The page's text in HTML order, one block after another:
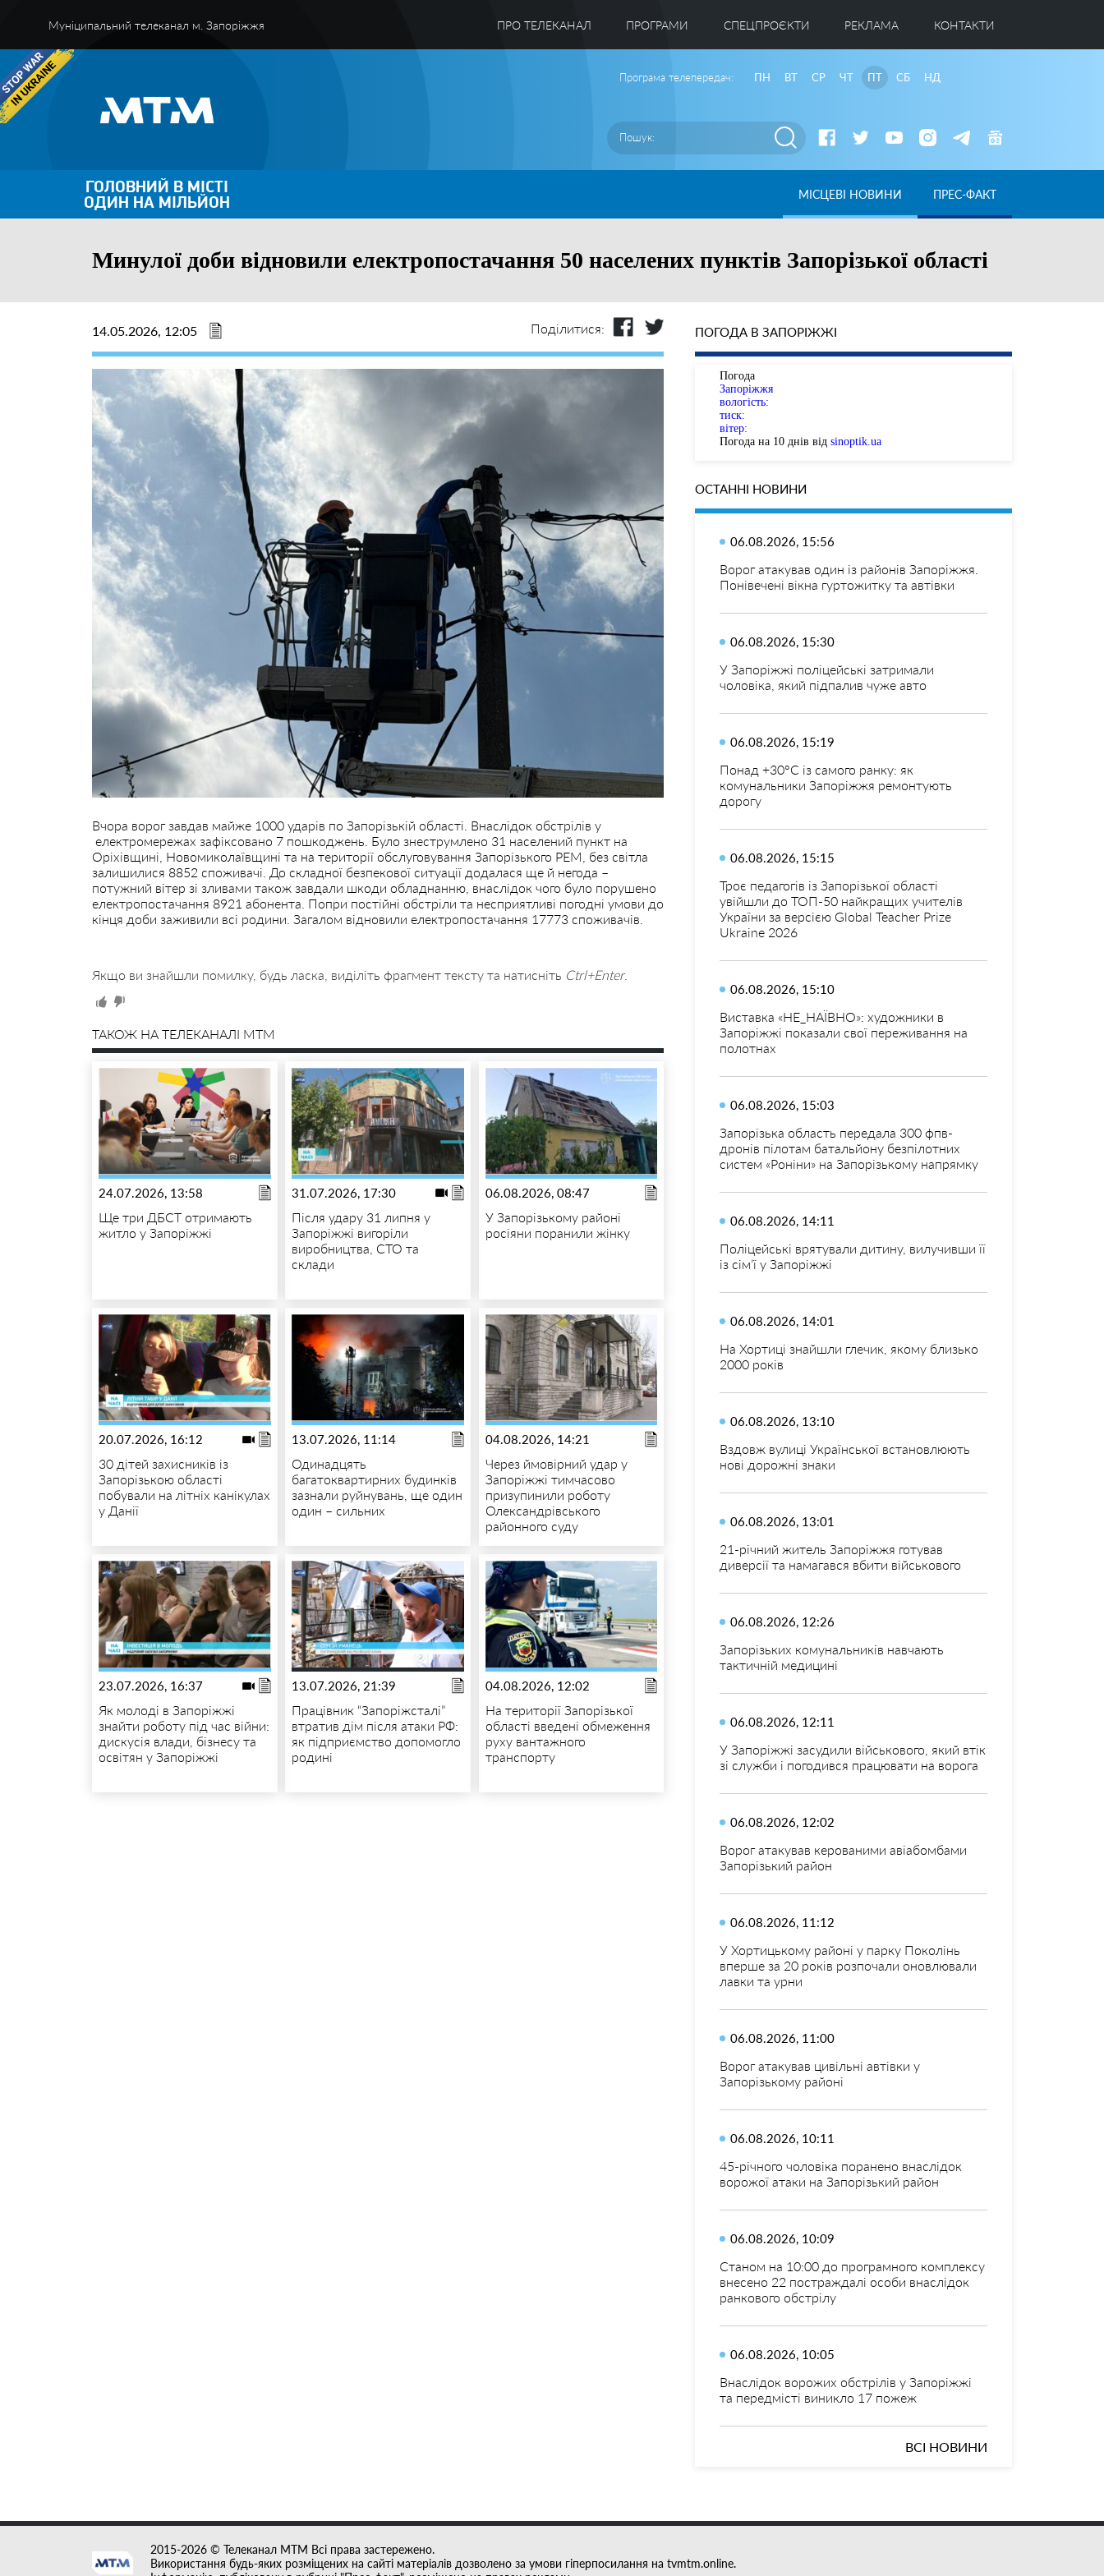
Муніципальний телеканал м. Запоріжжя ПРО ТЕЛЕКАНАЛ ПРОГРАМИ CПЕЦПРОЄКТИ РЕКЛАМА КОНТАКТИ
Програма телепередач: ПН ВТ СР ЧТ ПТ СБ НД
ГОЛОВНИЙ В МІСТІ
ОДИН НА МІЛЬЙОН МІСЦЕВІ НОВИНИ ПРЕС-ФАКТ
Минулої доби відновили електропостачання 50 населених пунктів Запорізької області
14.05.2026, 12:05 Поділитися:
Вчора ворог завдав майже 1000 ударів по Запорізькій області. Внаслідок обстрілів у
електромережах зафіксовано 7 пошкоджень. Було знеструмлено 31 населений пункт на
Оріхівщині, Новомиколаївщині та на території обслуговування Запорізького РЕМ, без світла
залишилися 8852 споживачі. До складної безпекової ситуації додалася ще й негода –
потужний вітер зі зливами також завдали шкоди обладнанню, внаслідок чого було порушено
електропостачання 8921 абонента. Попри постійні обстріли та несприятливі погодні умови до
кінця доби заживили всі родини. Загалом відновили електропостачання 17773 споживачів.
Якщо ви знайшли помилку, будь ласка, виділіть фрагмент тексту та натисніть Ctrl+Enter.
ТАКОЖ НА ТЕЛЕКАНАЛІ MTM
24.07.2026, 13:58
Ще три ДБСТ отримають
житло у Запоріжжі
31.07.2026, 17:30
Після удару 31 липня у
Запоріжжі вигоріли
виробництва, СТО та
склади
06.08.2026, 08:47
У Запорізькому районі
росіяни поранили жінку
20.07.2026, 16:12
30 дітей захисників із
Запорізькою області
побували на літніх канікулах
у Данії
13.07.2026, 11:14
Одинадцять
багатоквартирних будинків
зазнали руйнувань, ще один
один – сильних
04.08.2026, 14:21
Через ймовірний удар у
Запоріжжі тимчасово
призупинили роботу
Олександрівського
районного суду
23.07.2026, 16:37
Як молоді в Запоріжжі
знайти роботу під час війни:
дискусія влади, бізнесу та
освітян у Запоріжжі
13.07.2026, 21:39
Працівник “Запоріжсталі”
втратив дім після атаки РФ:
як підприємство допомогло
родині
04.08.2026, 12:02
На території Запорізької
області введені обмеження
руху вантажного
транспорту
ПОГОДА В ЗАПОРІЖЖІ
Погода
Запоріжжя
вологість:
тиск:
вітер:
Погода на 10 днів від sinoptik.ua
ОСТАННІ НОВИНИ
06.08.2026, 15:56
Ворог атакував один із районів Запоріжжя.
Понівечені вікна гуртожитку та автівки
06.08.2026, 15:30
У Запоріжжі поліцейські затримали
чоловіка, який підпалив чуже авто
06.08.2026, 15:19
Понад +30°C із самого ранку: як
комунальники Запоріжжя ремонтують
дорогу
06.08.2026, 15:15
Троє педагогів із Запорізької області
увійшли до ТОП-50 найкращих учителів
України за версією Global Teacher Prize
Ukraine 2026
06.08.2026, 15:10
Виставка «НЕ_НАЇВНО»: художники в
Запоріжжі показали свої переживання на
полотнах
06.08.2026, 15:03
Запорізька область передала 300 фпв-
дронів пілотам батальйону безпілотних
систем «Роніни» на Запорізькому напрямку
06.08.2026, 14:11
Поліцейські врятували дитину, вилучивши її
із сім’ї у Запоріжжі
06.08.2026, 14:01
На Хортиці знайшли глечик, якому близько
2000 років
06.08.2026, 13:10
Вздовж вулиці Української встановлюють
нові дорожні знаки
06.08.2026, 13:01
21-річний житель Запоріжжя готував
диверсії та намагався вбити військового
06.08.2026, 12:26
Запорізьких комунальників навчають
тактичній медицині
06.08.2026, 12:11
У Запоріжжі засудили військового, який втік
зі служби і погодився працювати на ворога
06.08.2026, 12:02
Ворог атакував керованими авіабомбами
Запорізький район
06.08.2026, 11:12
У Хортицькому районі у парку Поколінь
вперше за 20 років розпочали оновлювали
лавки та урни
06.08.2026, 11:00
Ворог атакував цивільні автівки у
Запорізькому районі
06.08.2026, 10:11
45-річного чоловіка поранено внаслідок
ворожої атаки на Запорізький район
06.08.2026, 10:09
Станом на 10:00 до програмного комплексу
внесено 22 постраждалі особи внаслідок
ранкового обстрілу
06.08.2026, 10:05
Внаслідок ворожих обстрілів у Запоріжжі
та передмісті виникло 17 пожеж
ВСІ НОВИНИ
2015-2026 © Телеканал MTM Всі права застережено.
Використання будь-яких розміщених на сайті матеріалів дозволено за умови гіперпосилання на tvmtm.online.